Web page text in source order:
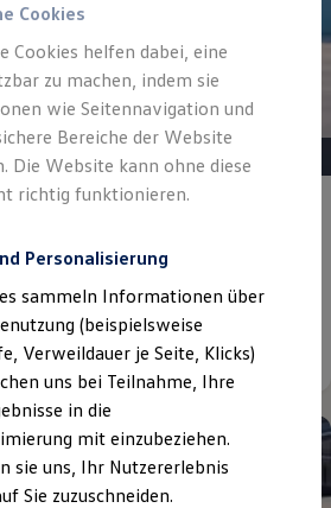
Leasing
Leasing
ohne Anzahlung
mit Schlussrate
und Garantien
Class bei Volkswagen
und für gut befunden.
Cookies
Cookies helfen dabei, eine
zu machen, indem sie
wie Seitennavigation und
Bereiche der Website
Die Website kann ohne diese
richtig funktionieren.
Personalisierung
sammeln Informationen über
(beispielsweise
Verweildauer je Seite, Klicks)
uns bei Teilnahme, Ihre
in die
mit einzubeziehen.
sie uns, Ihr Nutzererlebnis
Sie zuzuschneiden.